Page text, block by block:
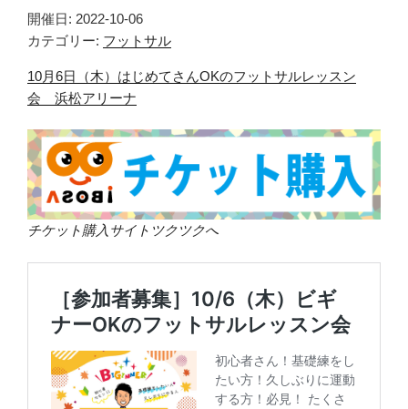
開催日: 2022-10-06
カテゴリー: フットサル
10月6日（木）はじめてさんOKのフットサルレッスン
会 浜松アリーナ
チケット購入サイトツクツクへ